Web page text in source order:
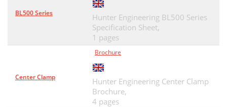
BL500 Series
Hunter Engineering BL500 Series
Specification Sheet,
1 pages
Center Clamp
Brochure
Hunter Engineering Center Clamp
Brochure,
4 pages